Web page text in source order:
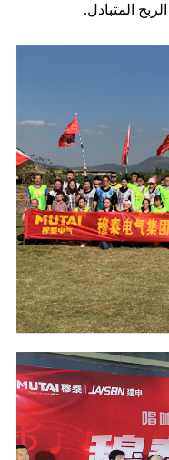
الربح المتبادل.